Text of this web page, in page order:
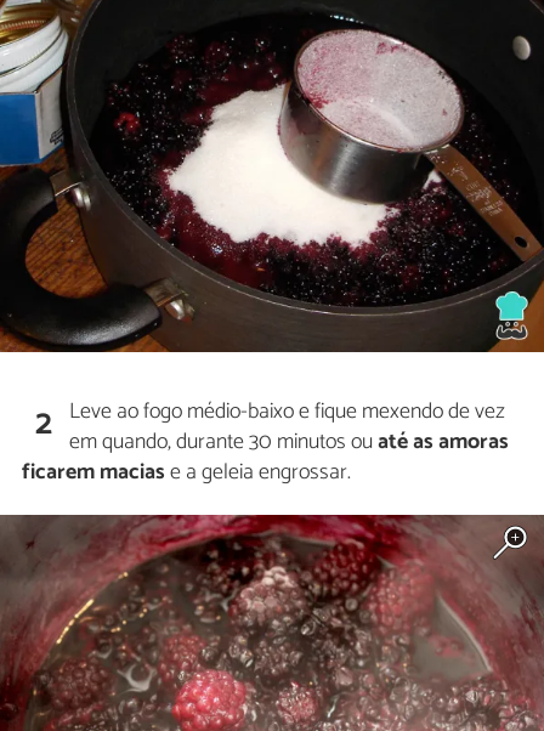
2 Leve ao fogo médio-baixo e fique mexendo de vez
em quando, durante 30 minutos ouaté as amoras
ficarem maciase a geleia engrossar.